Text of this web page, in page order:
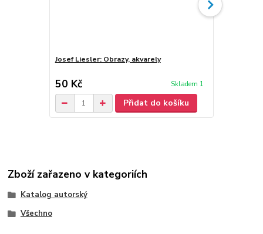
Josef Liesler: Obrazy, akvarely
50 Kč Skladem 1
Přidat do košíku
Zboží zařazeno v kategoriích
Katalog autorský
Všechno